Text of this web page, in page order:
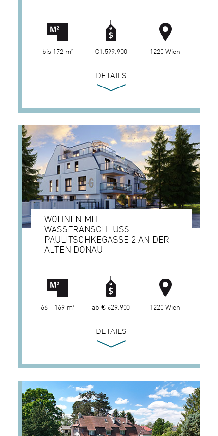
bis 172 m² €1.599.900 1220 Wien
DETAILS
WOHNEN MIT
WASSERANSCHLUSS -
PAULITSCHKEGASSE 2 AN DER
ALTEN DONAU
66 - 169 m² ab € 629.900 1220 Wien
DETAILS